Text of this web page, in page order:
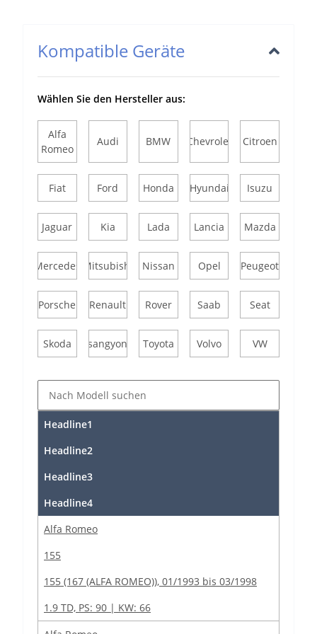
Kompatible Geräte
Wählen Sie den Hersteller aus:
Alfa
Romeo
Audi BMW Chevrolet Citroen
Fiat Ford Honda Hyundai Isuzu
Jaguar Kia Lada Lancia Mazda
Mercedes Mitsubishi Nissan Opel Peugeot
Porsche Renault Rover Saab Seat
Skoda Ssangyong Toyota Volvo VW
Headline1
Headline2
Headline3
Headline4
Alfa Romeo
155
155 (167 (ALFA ROMEO)), 01/1993 bis 03/1998
1.9 TD, PS: 90 | KW: 66